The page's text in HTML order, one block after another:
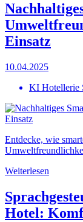
Einsatz
10.04.2025
KI Hotellerie
Entdecke, wie
Weiterlesen
Hotel: